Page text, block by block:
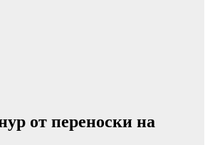
от переноски на